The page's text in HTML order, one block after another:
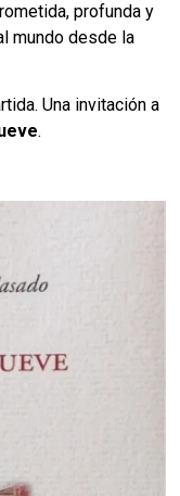
profunda y
mundo desde la
Una invitación a
.